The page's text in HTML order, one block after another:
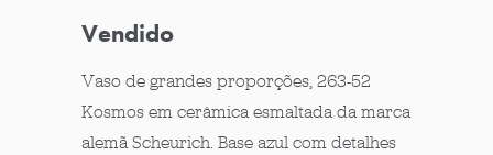
Vendido
Vaso de grandes proporções, 263-52
Kosmos em cerâmica esmaltada da marca
alemã Scheurich. Base azul com detalhes